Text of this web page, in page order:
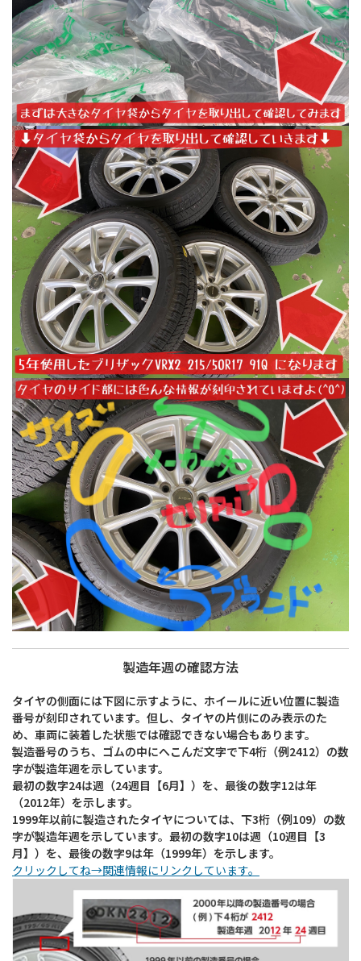
製造年週の確認方法
タイヤの側面には下図に示すように、ホイールに近い位置に製造
番号が刻印されています。但し、タイヤの片側にのみ表示のた
め、車両に装着した状態では確認できない場合もあります。
製造番号のうち、ゴムの中にへこんだ文字で下4桁（例2412）の数
字が製造年週を示しています。
最初の数字24は週（24週目【6月】）を、最後の数字12は年
（2012年）を示します。
1999年以前に製造されたタイヤについては、下3桁（例109）の数
字が製造年週を示しています。最初の数字10は週（10週目【3
月】）を、最後の数字9は年（1999年）を示します。
クリックしてね→関連情報にリンクしています。